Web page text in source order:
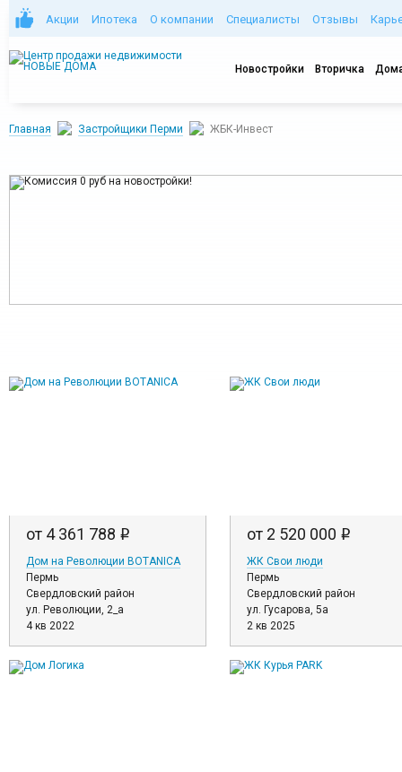
Акции Ипотека О компании Специалисты Отзывы
Новостройки Вторичка
Главная Застройщики Перми ЖБК-Инвест
от 4 361 788 i
Дом на Революции BOTANICA
Пермь
Свердловский район
ул. Революции, 2_а
4 кв 2022
от 2 520 000 i
ЖК Свои люди
Пермь
Свердловский район
ул. Гусарова, 5а
2 кв 2025